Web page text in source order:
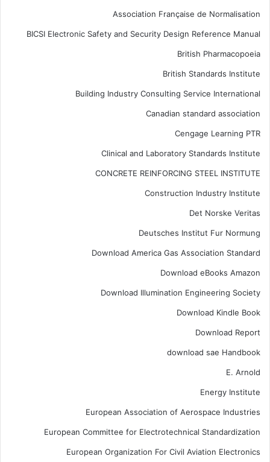
Association Française de Normalisation
BICSI Electronic Safety and Security Design Reference Manual
British Pharmacopoeia
British Standards Institute
Building Industry Consulting Service International
Canadian standard association
Cengage Learning PTR
Clinical and Laboratory Standards Institute
CONCRETE REINFORCING STEEL INSTITUTE
Construction Industry Institute
Det Norske Veritas
Deutsches Institut Fur Normung
Download America Gas Association Standard
Download eBooks Amazon
Download Illumination Engineering Society
Download Kindle Book
Download Report
download sae Handbook
E. Arnold
Energy Institute
European Association of Aerospace Industries
European Committee for Electrotechnical Standardization
European Organization For Civil Aviation Electronics